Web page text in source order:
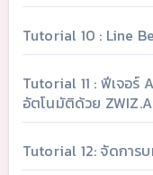
Tutorial 10 : Line
Tutorial 11 : ฟีเจอร์
อัตโนมัติด้วย
Tutorial 12: จัดการ